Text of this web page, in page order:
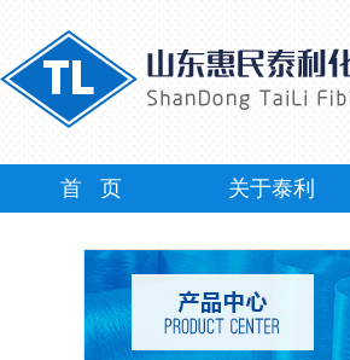
首 页 关于泰利